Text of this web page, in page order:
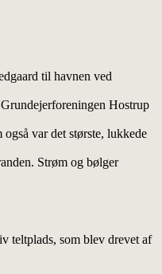
til havnen ved
Hostrup
var det største, lukkede
Strøm og bølger
teltplads, som blev drevet af